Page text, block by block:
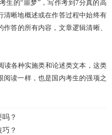
生的“噩梦”，写作考到7分真的高
清晰地概述或在作答过程中始终有
作答的所有内容，文章逻辑清晰、
读各种实施类和论述类文本，这类
读一样，也是国内考生的强项之
？
？